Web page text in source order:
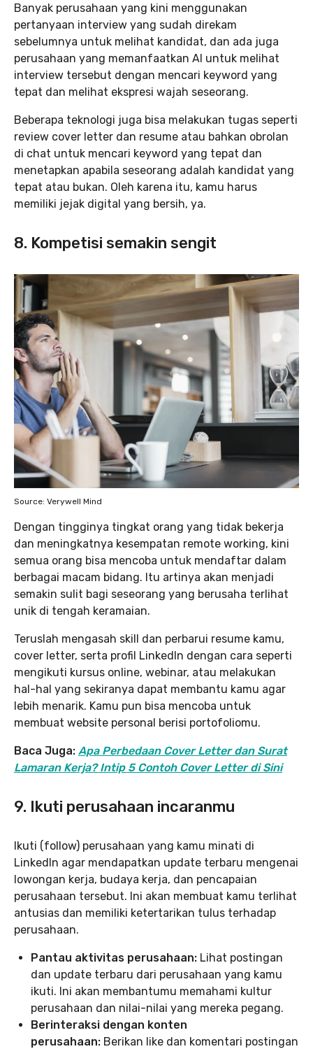
Banyak perusahaan yang kini menggunakan
pertanyaan interview yang sudah direkam
sebelumnya untuk melihat kandidat, dan ada juga
perusahaan yang memanfaatkan AI untuk melihat
interview tersebut dengan mencari keyword yang
tepat dan melihat ekspresi wajah seseorang.
Beberapa teknologi juga bisa melakukan tugas seperti
review cover letter dan resume atau bahkan obrolan
di chat untuk mencari keyword yang tepat dan
menetapkan apabila seseorang adalah kandidat yang
tepat atau bukan. Oleh karena itu, kamu harus
memiliki jejak digital yang bersih, ya.
8. Kompetisi semakin sengit
Source: Verywell Mind
Dengan tingginya tingkat orang yang tidak bekerja
dan meningkatnya kesempatan remote working, kini
semua orang bisa mencoba untuk mendaftar dalam
berbagai macam bidang. Itu artinya akan menjadi
semakin sulit bagi seseorang yang berusaha terlihat
unik di tengah keramaian.
Teruslah mengasah skill dan perbarui resume kamu,
cover letter, serta profil LinkedIn dengan cara seperti
mengikuti kursus online, webinar, atau melakukan
hal-hal yang sekiranya dapat membantu kamu agar
lebih menarik. Kamu pun bisa mencoba untuk
membuat website personal berisi portofoliomu.
Baca Juga: Apa Perbedaan Cover Letter dan Surat
Lamaran Kerja? Intip 5 Contoh Cover Letter di Sini
9. Ikuti perusahaan incaranmu
Ikuti (follow) perusahaan yang kamu minati di
LinkedIn agar mendapatkan update terbaru mengenai
lowongan kerja, budaya kerja, dan pencapaian
perusahaan tersebut. Ini akan membuat kamu terlihat
antusias dan memiliki ketertarikan tulus terhadap
perusahaan.
Pantau aktivitas perusahaan: Lihat postingan
dan update terbaru dari perusahaan yang kamu
ikuti. Ini akan membantumu memahami kultur
perusahaan dan nilai-nilai yang mereka pegang.
Berinteraksi dengan konten
perusahaan: Berikan like dan komentari postingan